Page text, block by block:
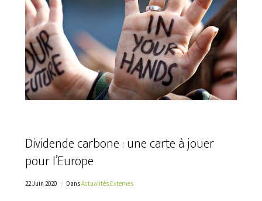
Dividende carbone : une carte à jouer
pour l’Europe
22 Juin 2020 DansActualités Externes